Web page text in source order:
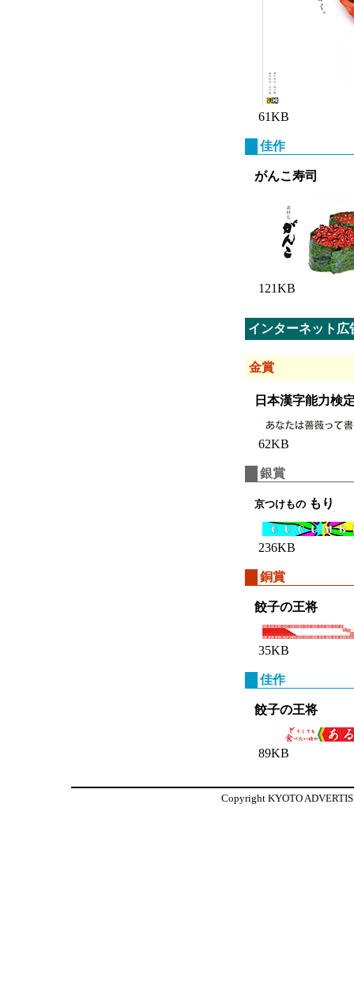
61KB
佳作
がんこ寿司
121KB
インターネット広
金賞
日本漢字能力検
62KB
銀賞
京つけもの もり
236KB
銅賞
餃子の王将
35KB
佳作
餃子の王将
89KB
Copyright KYOTO